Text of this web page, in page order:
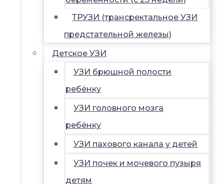
ТРУЗИ (трансректальное УЗИ
предстательной железы)
Детское УЗИ
УЗИ брюшной полости
ребёнку
УЗИ головного мозга
ребёнку
УЗИ пахового канала у детей
УЗИ почек и мочевого пузыря
детям